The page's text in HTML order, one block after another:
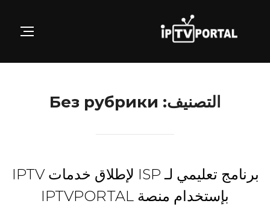
التصنيف: Без рубрики
برنامج تعليمي لـ ISP لإطلاق خدمات IPTV
بإستخدام منصة IPTVPORTAL